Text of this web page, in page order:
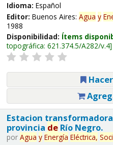
Idioma: Español
Editor: Buenos Aires: Agua y
1988
Disponibilidad: Ítems
topográfica: 621.374.5/A282/v.4
Estacion
provincia deRío Negro.
por Agua y Energía Eléctrica,